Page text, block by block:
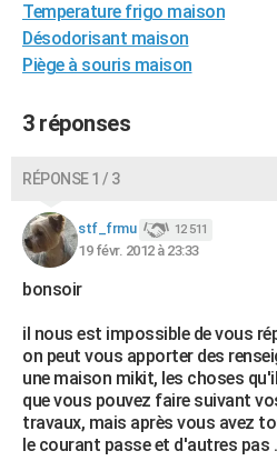
Destinations
City break
Voyage nature
Voyage de noces
Forum
Climat
+PHOTO
GUIDES D'ACHAT
BONS PLANS
Dictionnaire
Biographies
Citations
Expressions
Proverbes
PROGRAMME TV
COPAINS D'AVANT
S'inscrire
Se connecter
Lycées
Collèges
Primaires
Universités
Entreprises
Service militaire
Avis de recherche
AVIS DE DÉCÈS
FORUM
Bricolage
Lifestyle
Culture
Sport
Auto
Television
Voyage
Cinema
Temperature frigo maison
Désodorisant maison
Piège à souris maison
3 réponses
RÉPONSE 1 / 3
stf_frmu 12 511
19 févr. 2012 à 23:33
bonsoir
il nous est impossible de vous
on peut vous apporter des
une maison mikit, les choses
que vous pouvez faire suivant
travaux, mais après vous avez
le courant passe et d'autres pas